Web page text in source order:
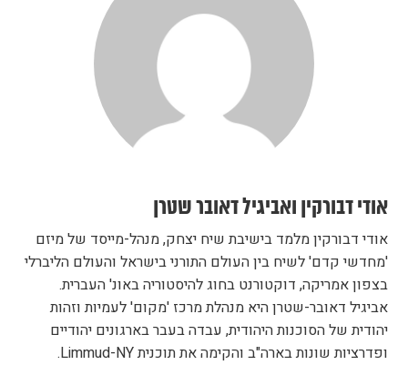
אודי דבורקין ואביגיל דאובר שטרן
אודי דבורקין מלמד בישיבת שיח יצחק, מנהל-מייסד של מיזם
'מחדשי קדם' לשיח בין העולם התורני בישראל והעולם הליברלי
בצפון אמריקה, דוקטורנט בחוג להיסטוריה באונ' העברית.
אביגיל דאובר-שטרן היא מנהלת מרכז 'מקום' לעמיות וזהות
יהודית של הסוכנות היהודית, עבדה בעבר בארגונים יהודיים
ופדרציות שונות בארה"ב והקימה את תוכנית Limmud-NY.